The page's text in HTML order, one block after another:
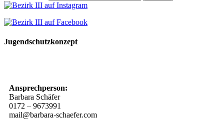
Jugendschutzkonzept
Ansprechperson:
Barbara Schäfer
0172 – 9673991
mail@barbara-schaefer.com